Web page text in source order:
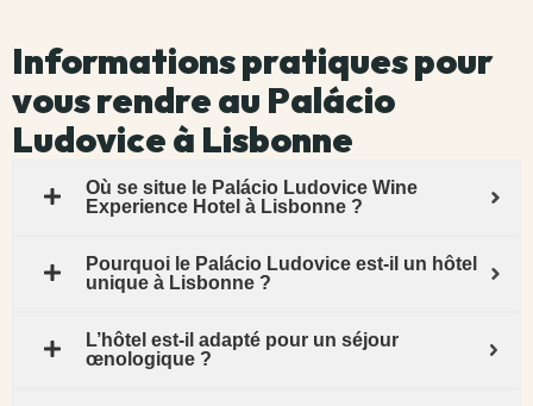
Informations pratiques pour
vous rendre au Palácio
Ludovice à Lisbonne
Où se situe le Palácio Ludovice Wine
Experience Hotel à Lisbonne ?
Pourquoi le Palácio Ludovice est-il un hôtel
unique à Lisbonne ?
L’hôtel est-il adapté pour un séjour
œnologique ?